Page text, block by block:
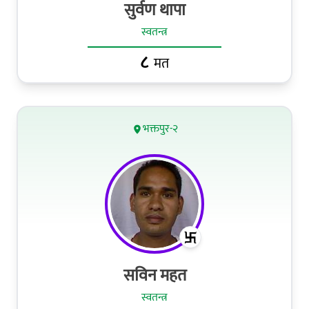
सुर्वण थापा
स्वतन्त्र
८ मत
भक्तपुर-२
सविन महत
स्वतन्त्र